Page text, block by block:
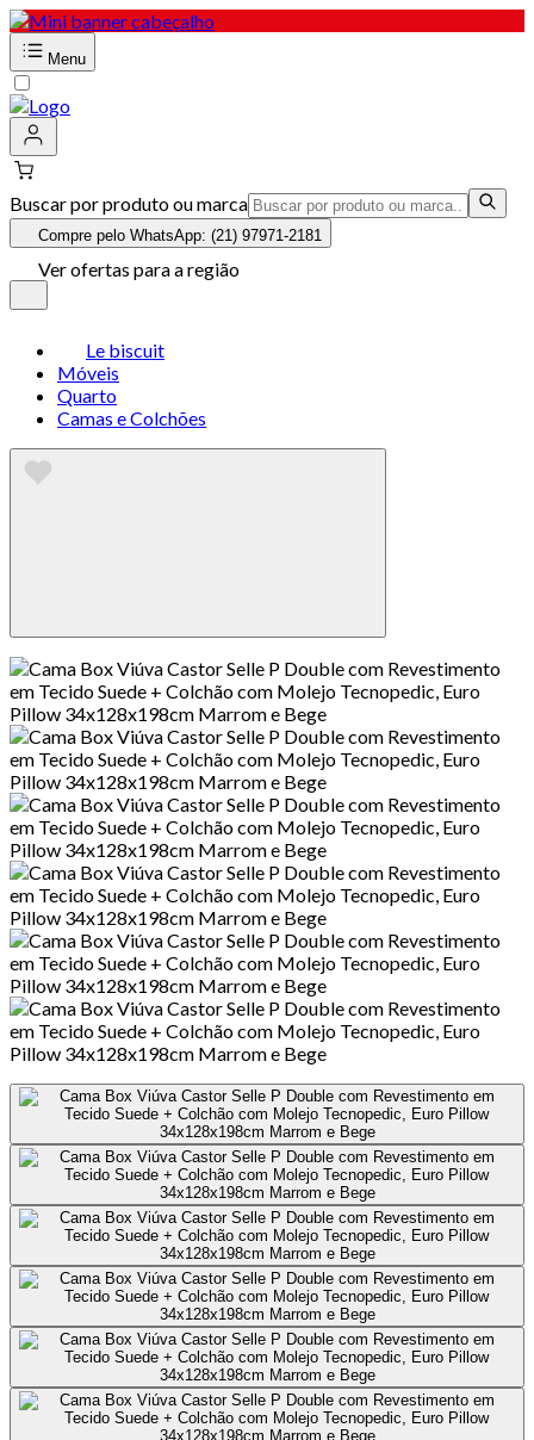
Menu
Buscar por produto ou marca
Compre pelo WhatsApp: (21) 97971-2181
Ver ofertas para a região
Le biscuit
Móveis
Quarto
Camas e Colchões